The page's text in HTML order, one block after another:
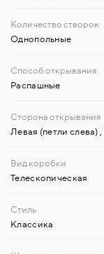
Однопольные
Распашные
Левая (петли слева)
Телескопическая
Классика